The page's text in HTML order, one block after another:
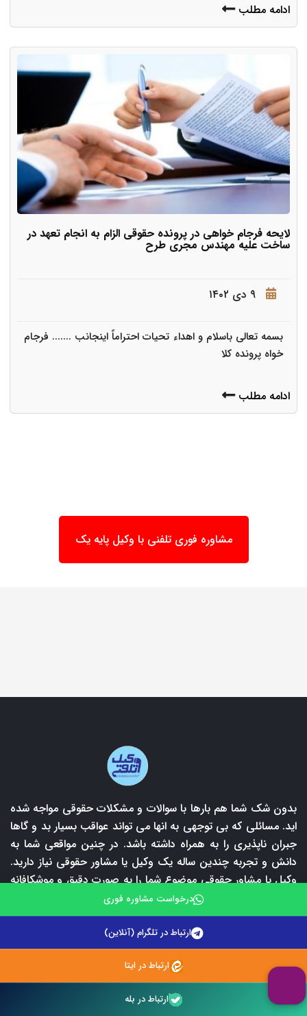
ادامه مطلب
لایحه فرجام خواهی در پرونده حقوقی الزام به انجام تعهد در
ساخت علیه مهندس مجری طرح
۹ دی ۱۴۰۲
بسمه تعالی باسلام و اهداء تحیات احتراماً اینجانب ....... فرجام
خواه پرونده کلا
ادامه مطلب
مشاوره فوری تلفنی با وکیل پایه یک
بدون شک شما هم بارها با سوالات و مشکلات حقوقی مواجه شده
اید. مسائلی که بی توجهی به انها می تواند عواقب بسیار بد و گاها
جبران ناپذیری را به همراه داشته باشد. در چنین مواقعی شما به
دانش و تجربه چندین ساله یک وکیل یا مشاور حقوقی نیاز دارید.
وکیل یا مشاور حقوقی موضوع شما را به صورت دقیق و موشکافانه
بررسی کرده و بهترین راهکار قانونی را به شما اعلام می کند. لازم
به ذکر است که اولین و مهمترین قدم برای حل مشکلات حقوقی،
پیدا کردن یک وکیل و یا مشاور حقوقی مجرب می باشد. با توجه
به شمار بالای وکلای پایه یک دادگستری و یا مشاورین حقوقی،
پیدا کردن یک وکیل کاربلد امری دشوار است. در این بین وکلای
تلفنی امکان ارتباط با برترین وکلای پایه یک دادگستری و مشاورین
حقوقی را برای شما فراهم آورده است آن هم با قیمت مناسب و به
درخواست مشاوره فوری
ارتباط در تلگرام (آنلاین)
ارتباط در ایتا
ارتباط در بله